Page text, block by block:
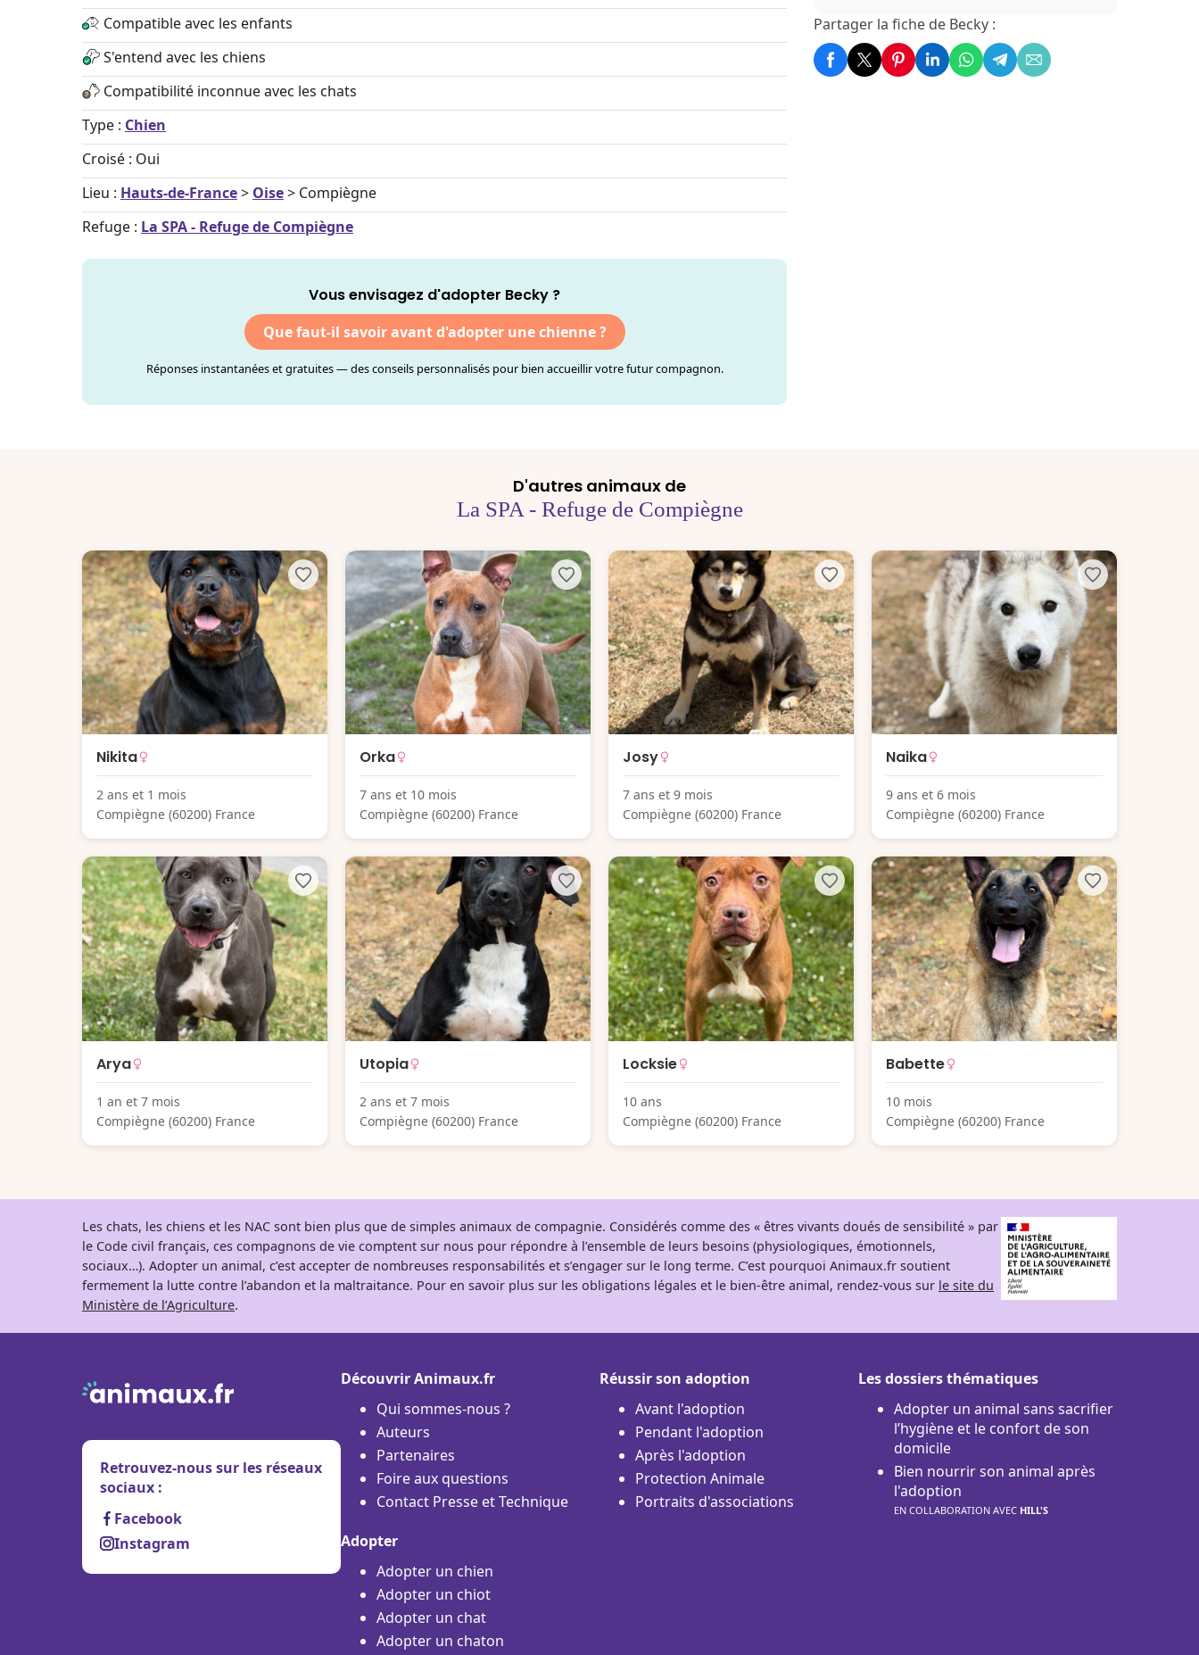
Compatible avec les enfants
S'entend avec les chiens
Compatibilité inconnue avec les chats
Type : Chien
Croisé : Oui
Lieu : Hauts-de-France> Oise> Compiègne
Refuge : La SPA - Refuge de Compiègne
Vous envisagez d'adopter Becky ?
Que faut-il savoir avant d'adopter une chienne ?
Réponses instantanées et gratuites — des conseils personnalisés pour bien accueillir votre futur compagnon.
Partager la fiche de Becky :
D'autres animaux de
La SPA - Refuge de Compiègne
Nikita
2 ans et 1 mois
Compiègne (60200) France
Orka
7 ans et 10 mois
Compiègne (60200) France
Josy
7 ans et 9 mois
Compiègne (60200) France
Naika
9 ans et 6 mois
Compiègne (60200) France
Arya
1 an et 7 mois
Compiègne (60200) France
Utopia
2 ans et 7 mois
Compiègne (60200) France
Locksie
10 ans
Compiègne (60200) France
Babette
10 mois
Compiègne (60200) France
Les chats, les chiens et les NAC sont bien plus que de simples animaux de compagnie. Considérés comme des « êtres vivants doués de sensibilité » par
le Code civil français, ces compagnons de vie comptent sur nous pour répondre à l’ensemble de leurs besoins (physiologiques, émotionnels,
sociaux…). Adopter un animal, c’est accepter de nombreuses responsabilités et s’engager sur le long terme. C’est pourquoi Animaux.fr soutient
fermement la lutte contre l’abandon et la maltraitance. Pour en savoir plus sur les obligations légales et le bien-être animal, rendez-vous sur le site du
Ministère de l’Agriculture.
Retrouvez-nous sur les réseaux
sociaux :
Facebook
Instagram
Découvrir Animaux.fr
Qui sommes-nous ?
Auteurs
Partenaires
Foire aux questions
Contact Presse et Technique
Adopter
Adopter un chien
Adopter un chiot
Adopter un chat
Adopter un chaton
Réussir son adoption
Avant l'adoption
Pendant l'adoption
Après l'adoption
Protection Animale
Portraits d'associations
Les dossiers thématiques
Adopter un animal sans sacrifier
l’hygiène et le confort de son
domicile
Bien nourrir son animal après
l'adoption
EN COLLABORATION AVEC HILL'S